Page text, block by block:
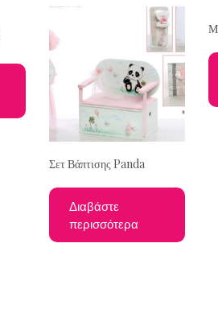
Σετ Βάπτισης Panda
Διαβάστε
περισσότερα